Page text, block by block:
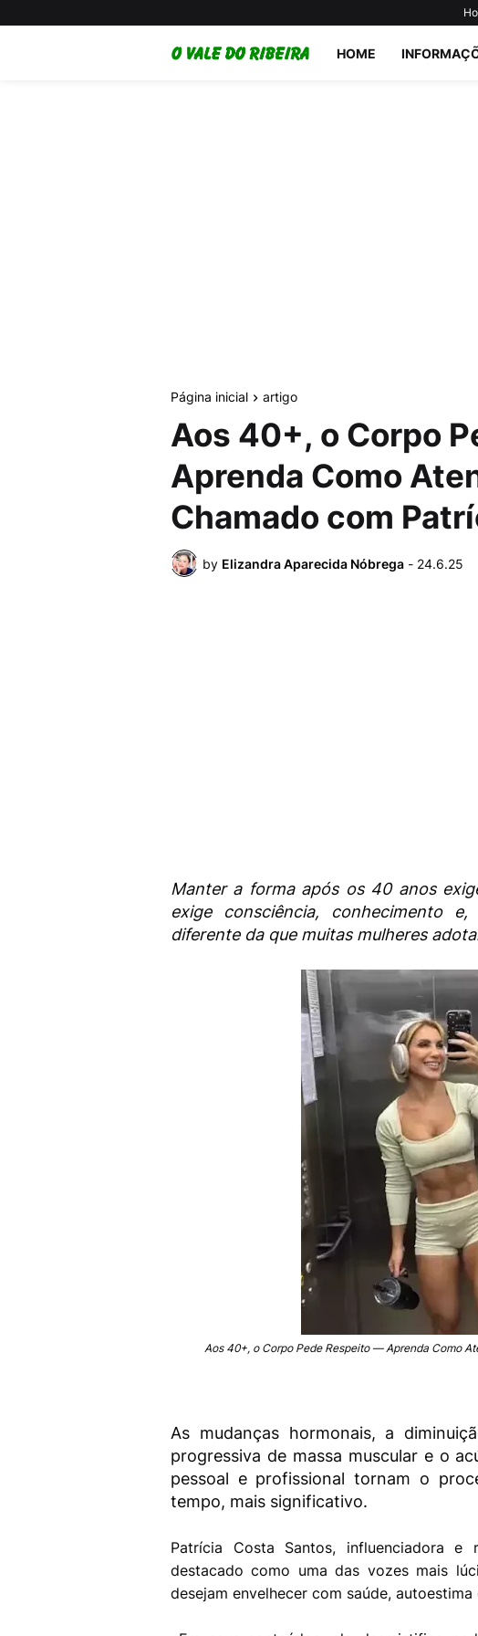
HOME
Página inicial artigo
Aos 40+, o Corpo
Aprenda Como
Chamado com
by Elizandra Aparecida Nóbrega - 24.6.25
Manter a forma após os 40 anos
exige consciência, conhecimento
diferente da que muitas mulheres
Aos 40+, o Corpo Pede Respeito — Aprenda Como
As mudanças hormonais, a
progressiva de massa muscular e o
pessoal e profissional tornam o
tempo, mais significativo.
Patrícia Costa Santos, influenciadora
destacado como uma das vozes mais
desejam envelhecer com saúde,